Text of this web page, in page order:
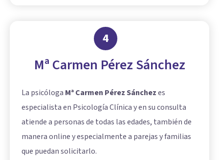
4
Mª Carmen Pérez Sánchez
La psicóloga Mª Carmen Pérez Sánchezes
especialista en Psicología Clínica y en su consulta
atiende a personas de todas las edades, también de
manera online y especialmente a parejas y familias
que puedan solicitarlo.